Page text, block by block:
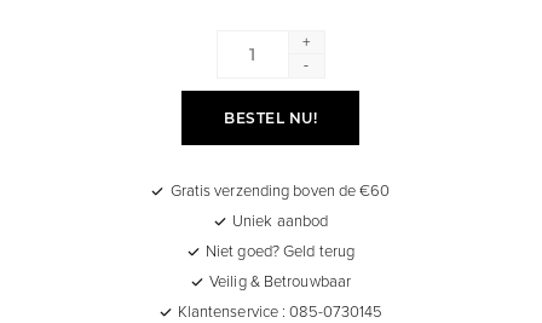
+
-
BESTEL NU!
Gratis verzending boven de €60
Uniek aanbod
Niet goed? Geld terug
Veilig & Betrouwbaar
Klantenservice : 085-0730145